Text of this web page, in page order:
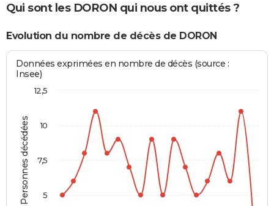
Qui sont les DORON qui nous ont quittés ?
Evolution du nombre de décès de DORON
Personnes décédées
Données exprimées en nombre de décès (source :
Insee)
10
5
7,5
12,5